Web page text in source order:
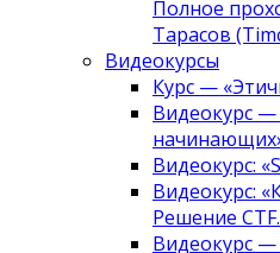
Полное
Тарасов
Видеокурсы
Курс —
Видеокурс —
Видеокурс:
Видеокурс:
Решение
Видеокурс —